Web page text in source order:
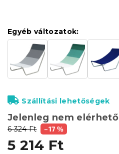
6 324 Ft –17 %
5 214 Ft
Jelenleg nem elérhető
Egyéb változatok:
Szállítási lehetőségek